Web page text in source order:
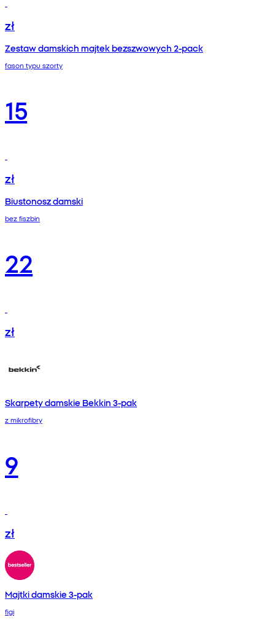
zł
Zestaw damskich majtek bezszwowych 2-pack
fason typu szorty
15
zł
Biustonosz damski
bez fiszbin
22
zł
Skarpety damskie Bekkin 3-pak
z mikrofibry
9
zł
Majtki damskie 3-pak
figi